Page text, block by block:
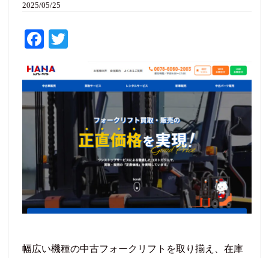
2025/05/25
Fa
bo
ok
tte
r
幅広い機種の中古フォークリフトを取り揃え、在庫